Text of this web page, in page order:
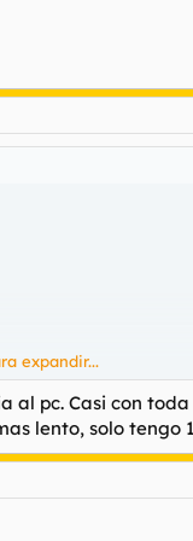
expandir...
pc. Casi con
lento, solo tengo